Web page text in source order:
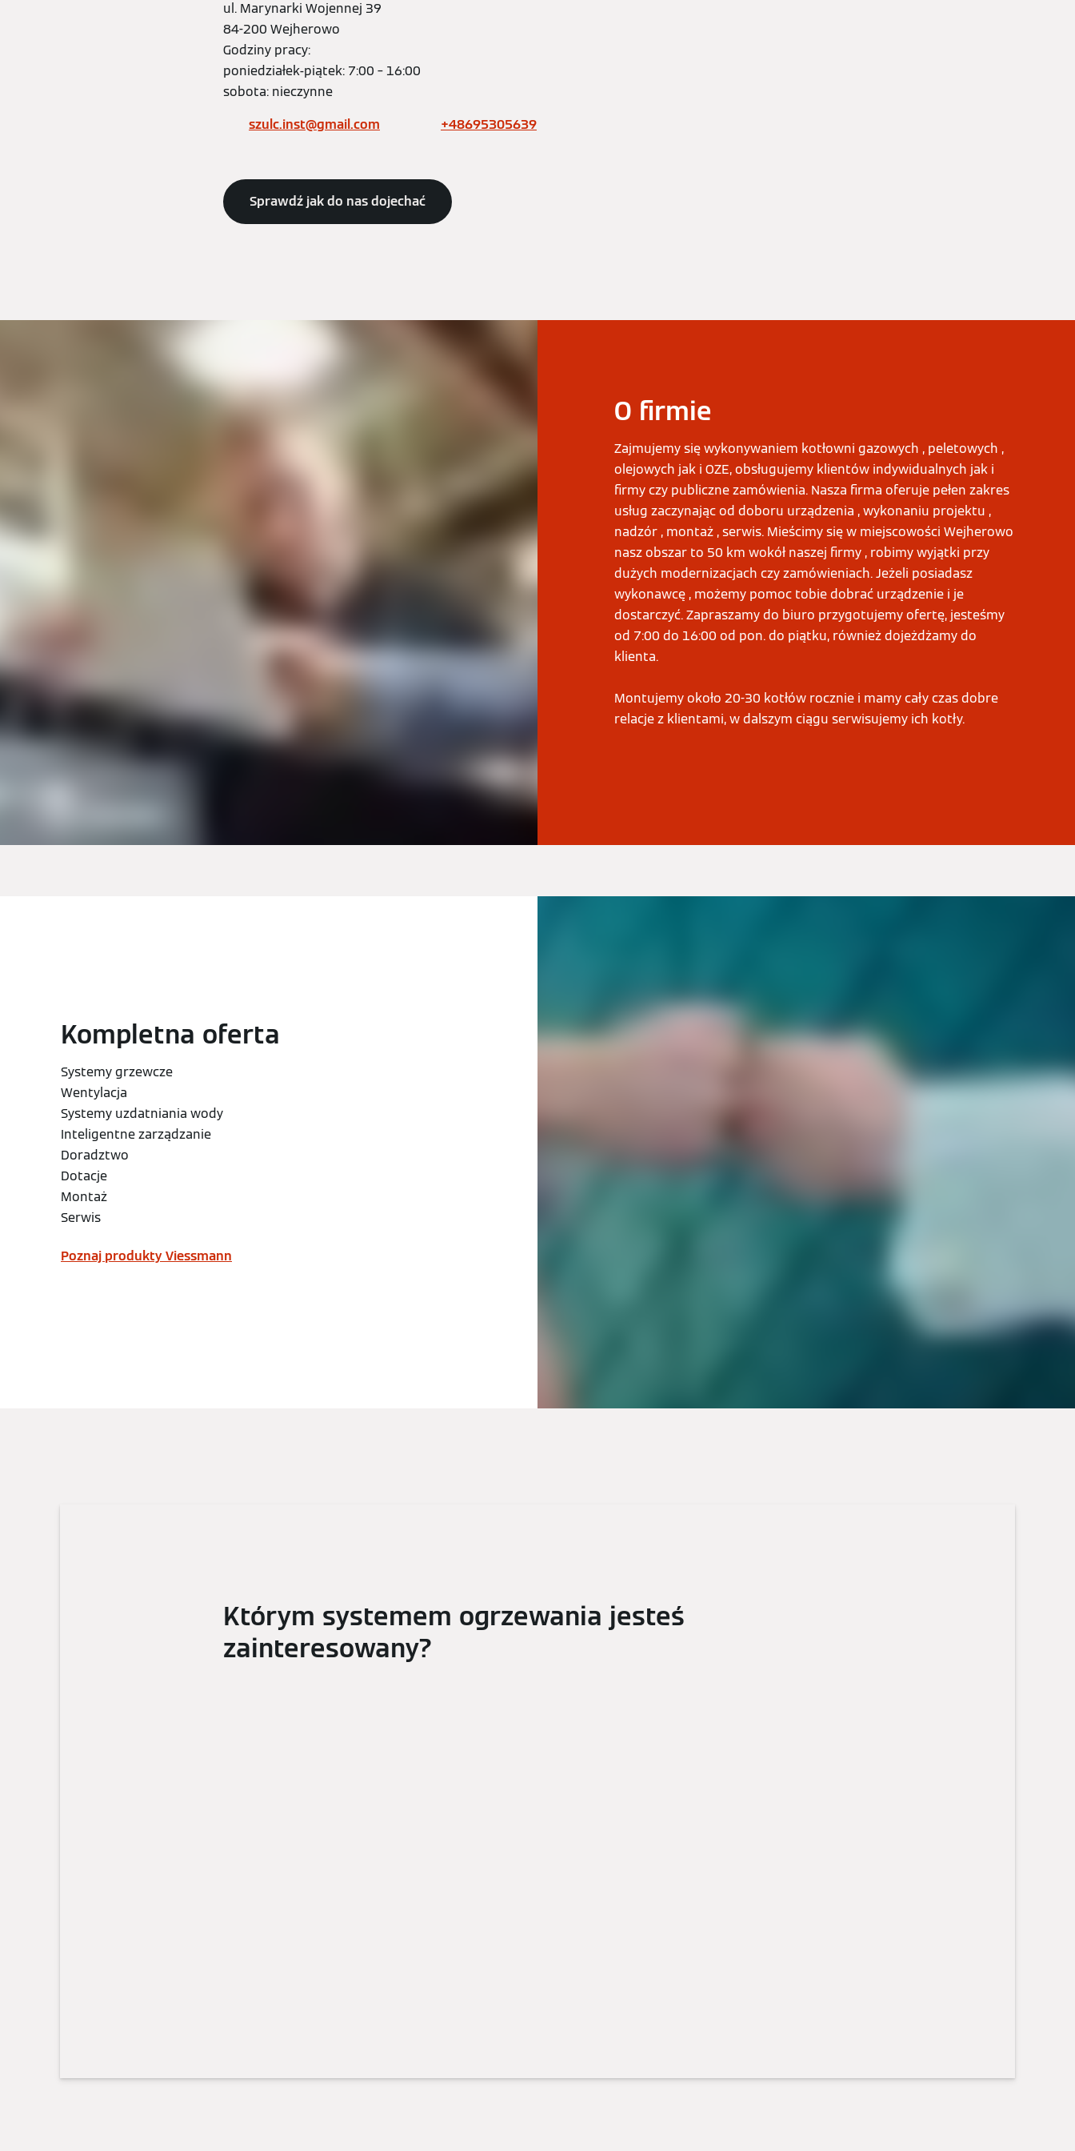
ul. Marynarki Wojennej 39
84-200 Wejherowo
Godziny pracy:
poniedziałek-piątek: 7:00 – 16:00
sobota: nieczynne
szulc.inst@gmail.com
+48695305639
Sprawdź jak do nas dojechać
O firmie
Zajmujemy się wykonywaniem kotłowni gazowych , peletowych ,
olejowych jak i OZE, obsługujemy klientów indywidualnych jak i
firmy czy publiczne zamówienia. Nasza firma oferuje pełen zakres
usług zaczynając od doboru urządzenia , wykonaniu projektu ,
nadzór , montaż , serwis. Mieścimy się w miejscowości Wejherowo
nasz obszar to 50 km wokół naszej firmy , robimy wyjątki przy
dużych modernizacjach czy zamówieniach. Jeżeli posiadasz
wykonawcę , możemy pomoc tobie dobrać urządzenie i je
dostarczyć. Zapraszamy do biuro przygotujemy ofertę, jesteśmy
od 7:00 do 16:00 od pon. do piątku, również dojeżdżamy do
klienta.
Montujemy około 20-30 kotłów rocznie i mamy cały czas dobre
relacje z klientami, w dalszym ciągu serwisujemy ich kotły.
Kompletna oferta
Systemy grzewcze
Wentylacja
Systemy uzdatniania wody
Inteligentne zarządzanie
Doradztwo
Dotacje
Montaż
Serwis
Poznaj produkty Viessmann
Którym systemem ogrzewania jesteś
zainteresowany?